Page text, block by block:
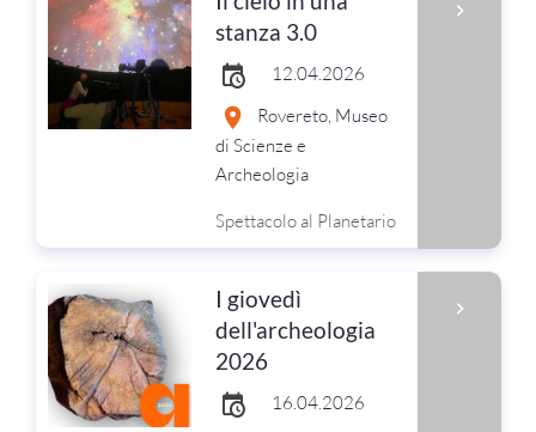
stanza 3.0
12.04.2026
Rovereto, Museo
di Scienze e
Archeologia
Spettacolo al Planetario
I giovedì
dell'archeologia
2026
16.04.2026